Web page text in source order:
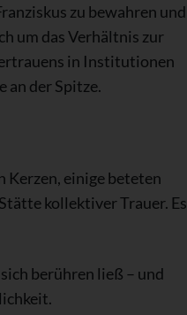
zu bewahren und
um das Verhältnis zur
in Institutionen
der Spitze.
Kerzen, einige beteten
kollektiver Trauer. Es
berühren ließ – und